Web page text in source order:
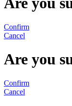
Confirm
Cancel
Are you
Confirm
Cancel